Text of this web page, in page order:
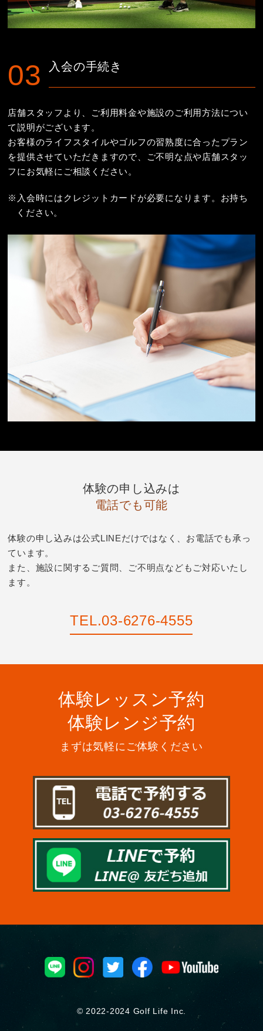
入会の手続き
店舗スタッフより、ご利用料金や施設のご利用方法につい
て説明がございます。
お客様のライフスタイルやゴルフの習熟度に合ったプラン
を提供させていただきますので、ご不明な点や店舗スタッ
フにお気軽にご相談ください。
※入会時にはクレジットカードが必要になります。お持ち
ください。
体験の申し込みは
電話でも可能
体験の申し込みは公式LINEだけではなく、お電話でも承っ
ています。
また、施設に関するご質問、ご不明点などもご対応いたし
ます。
TEL.03-6276-4555
体験レッスン予約
体験レンジ予約
まずは気軽にご体験ください
© 2022-2024 Golf Life Inc.